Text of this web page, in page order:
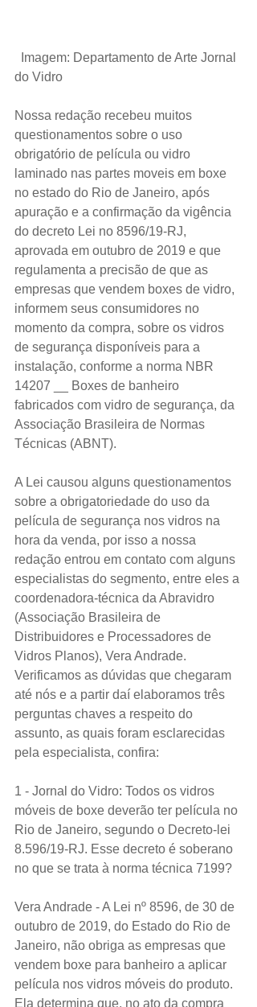
Imagem: Departamento de Arte Jornal
do Vidro
Nossa redação recebeu muitos
questionamentos sobre o uso
obrigatório de película ou vidro
laminado nas partes moveis em boxe
no estado do Rio de Janeiro, após
apuração e a confirmação da vigência
do decreto Lei no 8596/19-RJ,
aprovada em outubro de 2019 e que
regulamenta a precisão de que as
empresas que vendem boxes de vidro,
informem seus consumidores no
momento da compra, sobre os vidros
de segurança disponíveis para a
instalação, conforme a norma NBR
14207 __ Boxes de banheiro
fabricados com vidro de segurança, da
Associação Brasileira de Normas
Técnicas (ABNT).
A Lei causou alguns questionamentos
sobre a obrigatoriedade do uso da
película de segurança nos vidros na
hora da venda, por isso a nossa
redação entrou em contato com alguns
especialistas do segmento, entre eles a
coordenadora-técnica da Abravidro
(Associação Brasileira de
Distribuidores e Processadores de
Vidros Planos), Vera Andrade.
Verificamos as dúvidas que chegaram
até nós e a partir daí elaboramos três
perguntas chaves a respeito do
assunto, as quais foram esclarecidas
pela especialista, confira:
1 - Jornal do Vidro: Todos os vidros
móveis de boxe deverão ter película no
Rio de Janeiro, segundo o Decreto-lei
8.596/19-RJ. Esse decreto é soberano
no que se trata à norma técnica 7199?
Vera Andrade - A Lei nº 8596, de 30 de
outubro de 2019, do Estado do Rio de
Janeiro, não obriga as empresas que
vendem boxe para banheiro a aplicar
película nos vidros móveis do produto.
Ela determina que, no ato da compra